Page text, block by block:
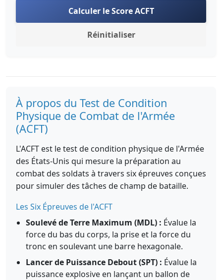
Calculer le Score ACFT
Réinitialiser
À propos du Test de Condition
Physique de Combat de l'Armée
(ACFT)
L'ACFT est le test de condition physique de l'Armée
des États-Unis qui mesure la préparation au
combat des soldats à travers six épreuves conçues
pour simuler des tâches de champ de bataille.
Les Six Épreuves de l'ACFT
Soulevé de Terre Maximum (MDL) : Évalue la
force du bas du corps, la prise et la force du
tronc en soulevant une barre hexagonale.
Lancer de Puissance Debout (SPT) : Évalue la
puissance explosive en lançant un ballon de